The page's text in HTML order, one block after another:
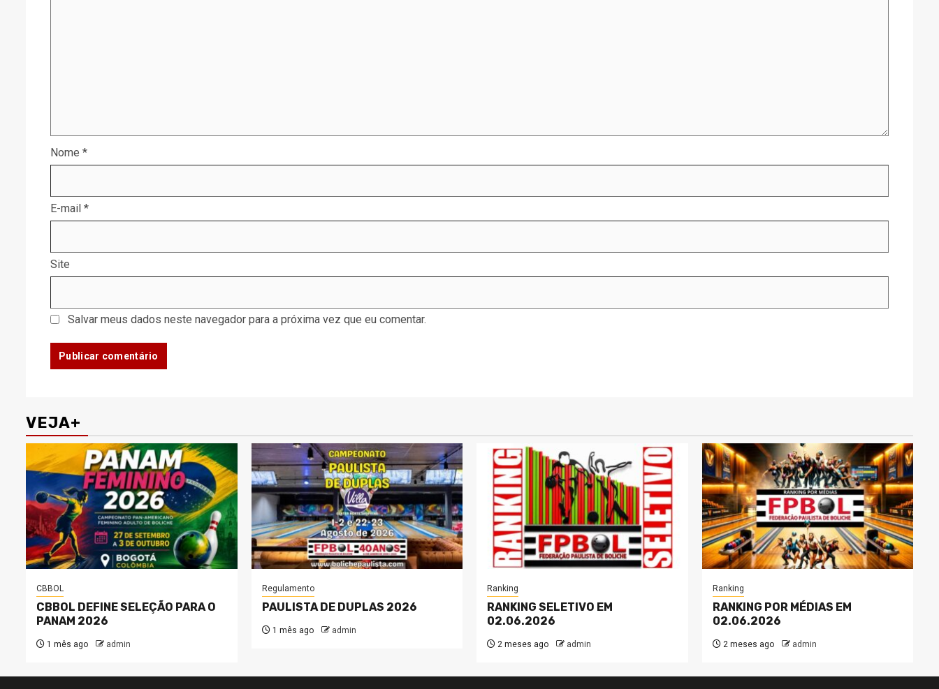
Nome *
E-mail *
Site
Salvar meus dados neste navegador para a próxima vez que eu comentar.
VEJA+
CBBOL
CBBOL DEFINE SELEÇÃO PARA O
PANAM 2026
1 mês ago admin
Regulamento
PAULISTA DE DUPLAS 2026
1 mês ago admin
Ranking
RANKING SELETIVO EM
02.06.2026
2 meses ago admin
Ranking
RANKING POR MÉDIAS EM
02.06.2026
2 meses ago admin